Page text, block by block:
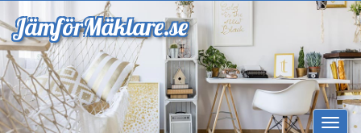
JämförMäklare.se